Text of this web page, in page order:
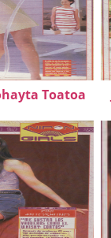
Toatoa